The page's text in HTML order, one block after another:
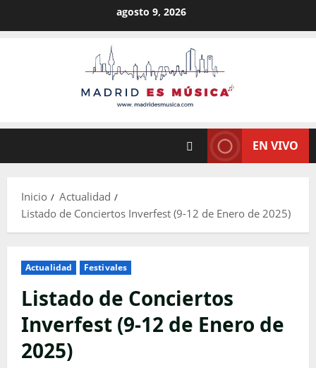
agosto 9, 2026
EN VIVO
Inicio
Actualidad
Listado de Conciertos Inverfest (9-12 de Enero de 2025)
Actualidad Festivales
Listado de Conciertos
Inverfest (9-12 de Enero de
2025)